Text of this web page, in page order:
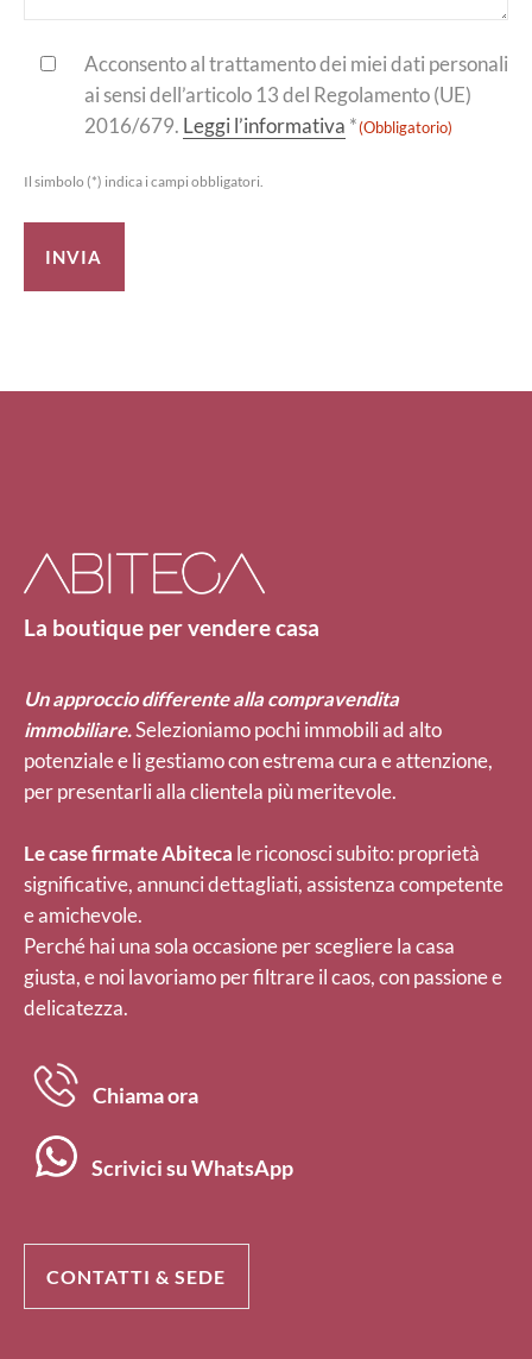
Consenso
(Obbligatorio)
Acconsento al trattamento dei miei dati personali
ai sensi dell’articolo 13 del Regolamento (UE)
2016/679. Leggi l’informativa *(Obbligatorio)
Il simbolo (*) indica i campi obbligatori.
La boutique per vendere casa
Un approccio differente alla compravendita
immobiliare.Selezioniamo pochi immobili ad alto
potenziale e li gestiamo con estrema cura e attenzione,
per presentarli alla clientela più meritevole.
Le case firmate Abiteca le riconosci subito: proprietà
significative, annunci dettagliati, assistenza competente
e amichevole.
Perché hai una sola occasione per scegliere la casa
giusta, e noi lavoriamo per filtrare il caos, con passione e
delicatezza.
Chiama ora
Scrivici su WhatsApp
CONTATTI & SEDE